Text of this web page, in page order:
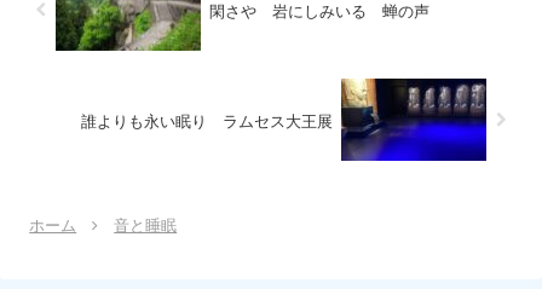
閑さや 岩にしみいる 蝉の声
誰よりも永い眠り ラムセス大王展
ホーム 音と睡眠